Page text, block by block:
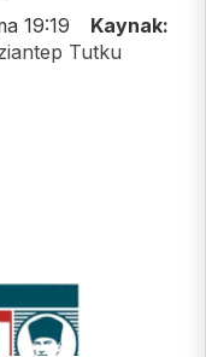
19:19
Kaynak:
Tutku